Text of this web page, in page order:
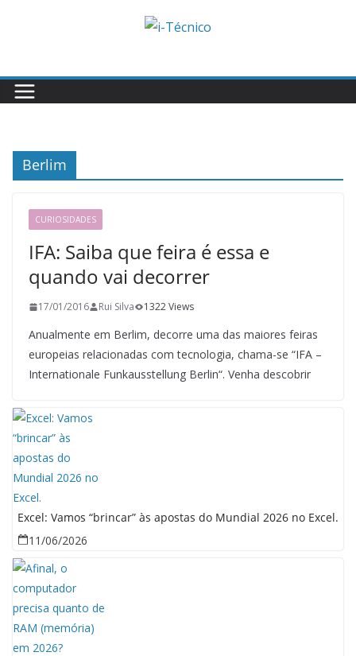
Berlim
CURIOSIDADES
IFA: Saiba que feira é essa e
quando vai decorrer
17/01/2016 Rui Silva 1322 Views
Anualmente em Berlim, decorre uma das maiores feiras
europeias relacionadas com tecnologia, chama-se “IFA –
Internationale Funkausstellung Berlin“. Venha descobrir
Excel: Vamos “brincar” às apostas do Mundial 2026 no Excel.
11/06/2026